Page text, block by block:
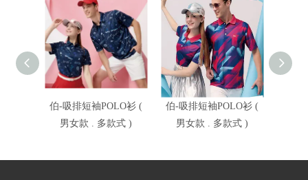
伯-吸排短袖POLO衫 (
男女款 . 多款式 )
伯-吸排短袖POLO衫 (
男女款 . 多款式 )